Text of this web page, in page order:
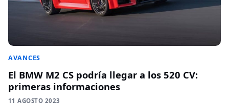
AVANCES
El BMW M2 CS podría llegar a los 520 CV:
primeras informaciones
11 AGOSTO 2023